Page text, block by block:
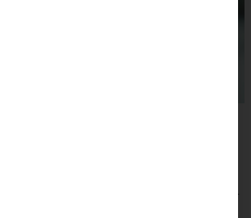
Birnen-Chutney
entkernen, fein schneiden und 1
waschen, vierteln, fein schneiden